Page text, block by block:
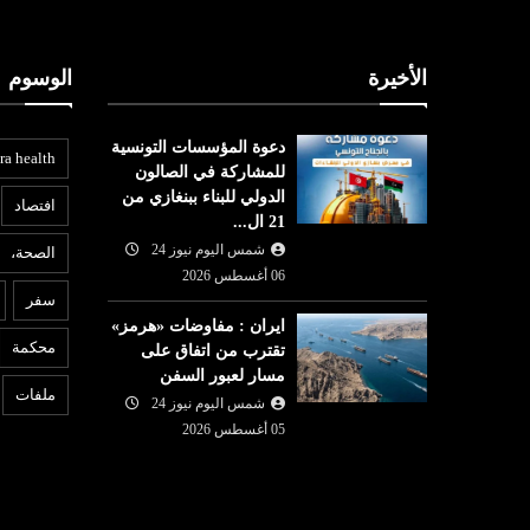
الأخيرة
دعوة المؤسسات التونسية
للمشاركة في الصالون
الدولي للبناء ببنغازي من
21 ال...
شمس اليوم نيوز 24
06 أغسطس 2026
ايران : مفاوضات «هرمز»
تقترب من اتفاق على
مسار لعبور السفن
شمس اليوم نيوز 24
05 أغسطس 2026
الوسوم
health
افتصاد
الصحة،
سفر
محكمة
ملفات
05 أغسطس
عربي ودولي
شمس اليوم نيوز 24
05 أغسطس
2026
لجنة برلمانية هندية تطالب
زوكربرغ بالاعتذار بعد حذف ميتا
فيديو لمودي